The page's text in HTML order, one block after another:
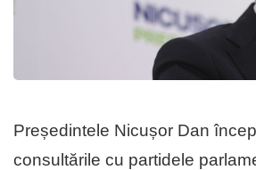
Președintele Nicușor Dan
consultările cu partidele